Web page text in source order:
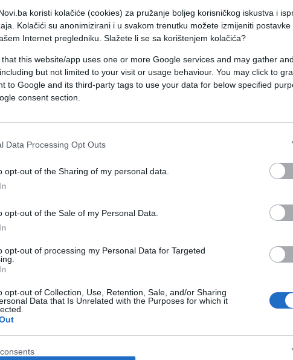
koristi kolačiće (cookies) za pružanje boljeg korisničkog iskustva i
Kolačići su anonimizirani i u svakom trenutku možete izmijeniti postavke
Internet pregledniku. Slažete li se sa korištenjem kolačića?
that this website/app uses one or more Google services and may gather
but not limited to your visit or usage behaviour. You may click to
to Google and its third-party tags to use your data for below specified
consent section.
Data Processing Opt Outs
opt-out of the Sharing of my personal data.
opt-out of the Sale of my Personal Data.
opt-out of processing my Personal Data for Targeted
opt-out of Collection, Use, Retention, Sale, and/or Sharing
Data that Is Unrelated with the Purposes for which it
Sve hadžije iz Bosne i Hercegovine
Saznaj više